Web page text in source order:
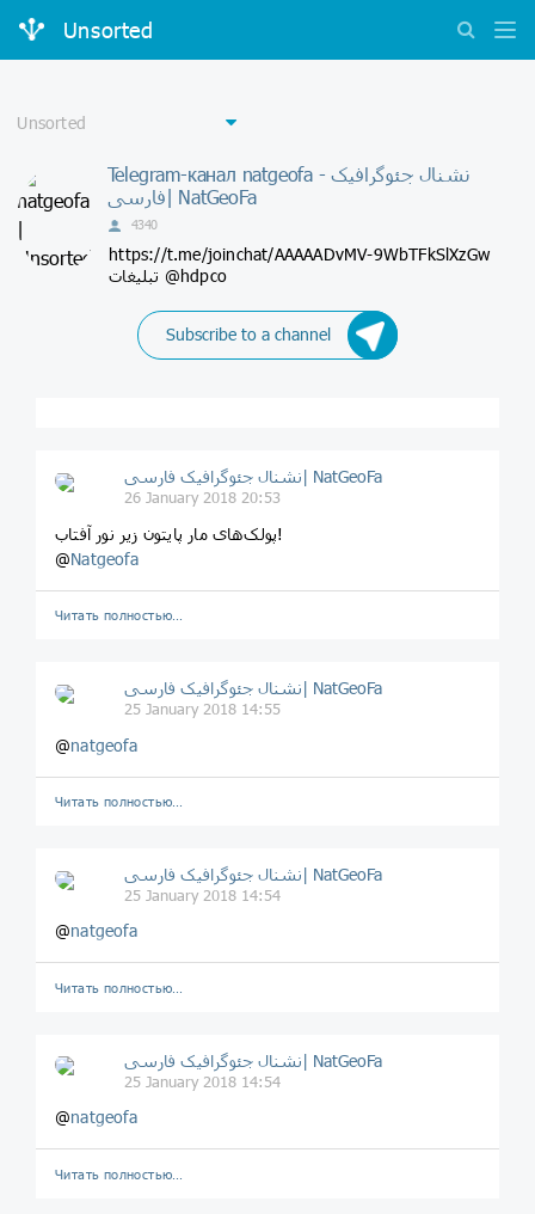
Unsorted
Telegram-канал natgeofa - نشنال جئوگرافیک
فارسی| NatGeoFa
4340
https://t.me/joinchat/AAAAADvMV-9WbTFkSlXzGw
تبلیغات @hdpco
Subscribe to a channel
نشنال جئوگرافیک فارسی| NatGeoFa
26 January 2018 20:53
پولک‌های مار پایتون زیر نور آفتاب!
@Natgeofa
Читать полностью…
نشنال جئوگرافیک فارسی| NatGeoFa
25 January 2018 14:55
@natgeofa
Читать полностью…
نشنال جئوگرافیک فارسی| NatGeoFa
25 January 2018 14:54
@natgeofa
Читать полностью…
نشنال جئوگرافیک فارسی| NatGeoFa
25 January 2018 14:54
@natgeofa
Читать полностью…